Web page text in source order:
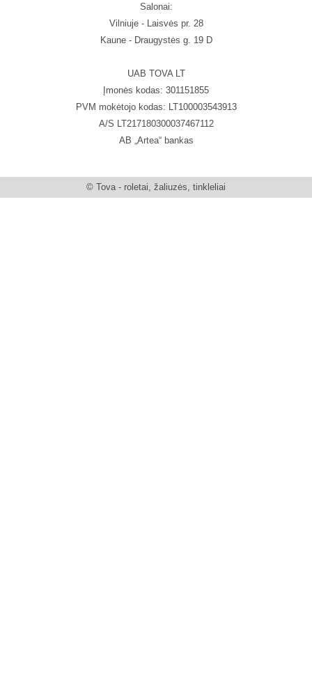
Salonai:
Vilniuje - Laisvės pr. 28
Kaune - Draugystės g. 19 D
UAB TOVA LT
Įmonės kodas: 301151855
PVM mokėtojo kodas: LT100003543913
A/S LT217180300037467112
AB „Artea“ bankas
© Tova - roletai, žaliuzės, tinkleliai